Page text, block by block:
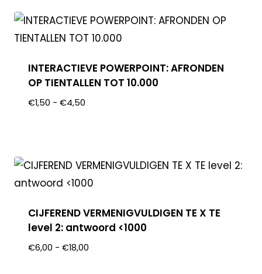
INTERACTIEVE POWERPOINT: AFRONDEN
OP TIENTALLEN TOT 10.000
€1,50 - €4,50
CIJFEREND VERMENIGVULDIGEN TE X TE
level 2: antwoord <1000
€6,00 - €18,00